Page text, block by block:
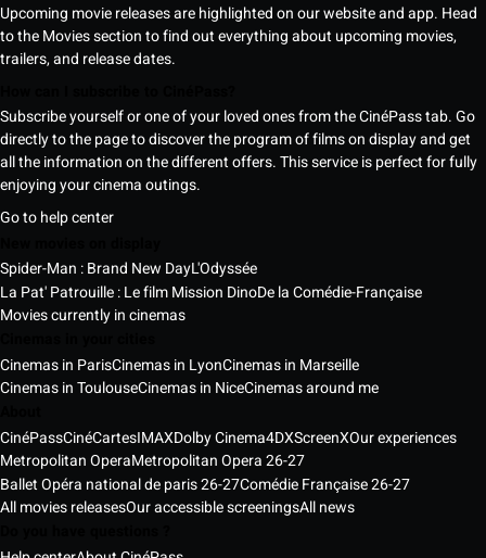
Upcoming movie releases are highlighted on our website and app. Head
to the Movies section to find out everything about upcoming movies,
trailers, and release dates.
Subscribe yourself or one of your loved ones from the CinéPass tab. Go
directly to the page to discover the program of films on display and get
all the information on the different offers. This service is perfect for fully
enjoying your cinema outings.
Go to help center
Spider-Man : Brand New DayL'Odyssée
La Pat' Patrouille : Le film Mission DinoDe la Comédie-Française
Movies currently in cinemas
Cinemas in ParisCinemas in LyonCinemas in Marseille
Cinemas in ToulouseCinemas in NiceCinemas around me
CinéPassCinéCartesIMAXDolby Cinema4DXScreenXOur experiences
Metropolitan OperaMetropolitan Opera 26-27
Ballet Opéra national de paris 26-27Comédie Française 26-27
All movies releasesOur accessible screeningsAll news